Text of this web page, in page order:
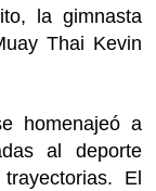
la gimnasta
Thai Kevin
homenajeó a
al deporte
El